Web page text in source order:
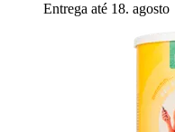
Entrega até 18. agosto